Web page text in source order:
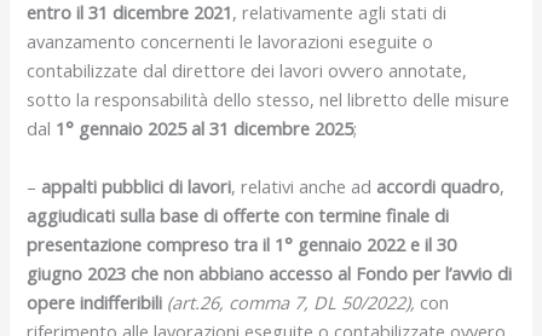
entro il 31 dicembre 2021, relativamente agli stati di
avanzamento concernenti le lavorazioni eseguite o
contabilizzate dal direttore dei lavori ovvero annotate,
sotto la responsabilità dello stesso, nel libretto delle misure
dal 1° gennaio 2025 al 31 dicembre 2025;
– appalti pubblici di lavori, relativi anche ad accordi quadro,
aggiudicati sulla base di offerte con termine finale di
presentazione compreso tra il 1° gennaio 2022 e il 30
giugno 2023 che non abbiano accesso al Fondo per l’avvio di
opere indifferibili (art.26, comma 7, DL 50/2022), con
riferimento alle lavorazioni eseguite o contabilizzate ovvero